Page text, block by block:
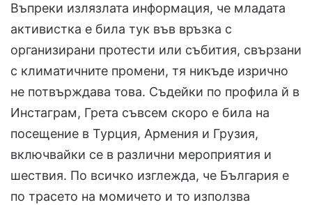
Въпреки излязлата информация, че младата
активистка е била тук във връзка с
организирани протести или събития, свързани
с климатичните промени, тя никъде изрично
не потвърждава това. Съдейки по профила й в
Инстаграм, Грета съвсем скоро е била на
посещение в Турция, Армения и Грузия,
включвайки се в различни мероприятия и
шествия. По всичко изглежда, че България е
по трасето на момичето и то използва